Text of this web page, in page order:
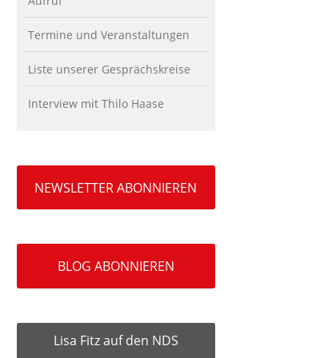
Termine und Veranstaltungen
Liste unserer Gesprächskreise
Interview mit Thilo Haase
NEWSLETTER ABONNIEREN
BLOG ABONNIEREN
Lisa Fitz auf den NDS